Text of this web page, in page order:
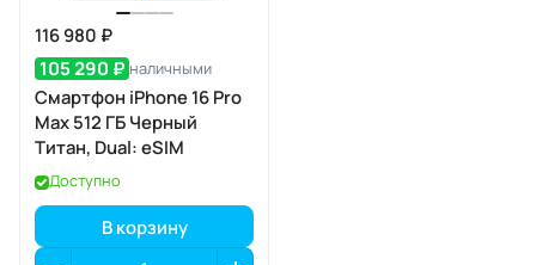
116 980 ₽
105 290 ₽ наличными
Смартфон iPhone 16 Pro
Max 512 ГБ Черный
Титан, Dual: eSIM
Доступно
В корзину